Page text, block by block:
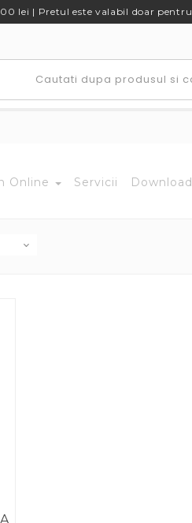
lei | Pretul este valabil doar pentru
Online Servicii Download